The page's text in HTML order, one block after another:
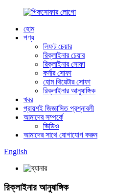
হোম
পণ্য
লিফট চেয়ার
রিক্লাইনার চেয়ার
রিক্লাইনার সোফা
কর্নার সোফা
হোম থিয়েটার সোফা
রিক্লাইনার আনুষাঙ্গিক
খবর
প্রায়শই জিজ্ঞাসিত প্রশ্নাবলী
আমাদের সম্পর্কে
ভিডিও
আমাদের সাথে যোগাযোগ করুন
English
রিক্লাইনার আনুষাঙ্গিক